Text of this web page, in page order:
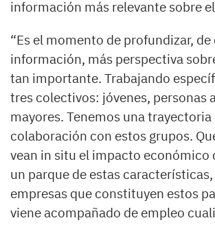
información más relevante sobre
“Es el momento de profundizar, de
información, más perspectiva
tan importante. Trabajando
tres colectivos: jóvenes, personas
mayores. Tenemos una
colaboración con estos grupos.
vean in situ el impacto económico
un parque de estas
empresas que constituyen estos
viene acompañado de empleo